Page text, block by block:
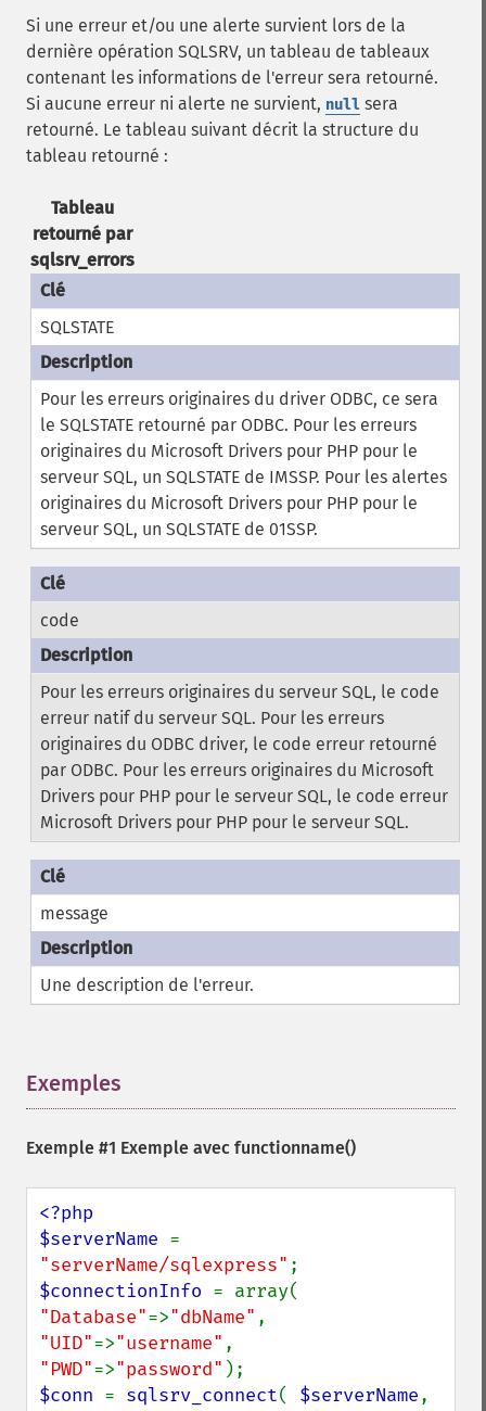
Si une erreur et/ou une alerte survient lors de la
dernière opération SQLSRV, un tableau de tableaux
contenant les informations de l'erreur sera retourné.
Si aucune erreur ni alerte ne survient, null sera
retourné. Le tableau suivant décrit la structure du
tableau retourné :
Tableau
retourné par
sqlsrv_errors
SQLSTATE
Pour les erreurs originaires du driver ODBC, ce sera
le SQLSTATE retourné par ODBC. Pour les erreurs
originaires du Microsoft Drivers pour PHP pour le
serveur SQL, un SQLSTATE de IMSSP. Pour les alertes
originaires du Microsoft Drivers pour PHP pour le
serveur SQL, un SQLSTATE de 01SSP.
code
Pour les erreurs originaires du serveur SQL, le code
erreur natif du serveur SQL. Pour les erreurs
originaires du ODBC driver, le code erreur retourné
par ODBC. Pour les erreurs originaires du Microsoft
Drivers pour PHP pour le serveur SQL, le code erreur
Microsoft Drivers pour PHP pour le serveur SQL.
message
Une description de l'erreur.
Exemples
Exemple #1 Exemple avec functionname()
<?php
$serverName
"serverName/sqlexpress"
$connectionInfo
"Database"=>"dbName"
"UID"=>"username"
"PWD"=>"password"
$conn = sqlsrv_connect( $serverName